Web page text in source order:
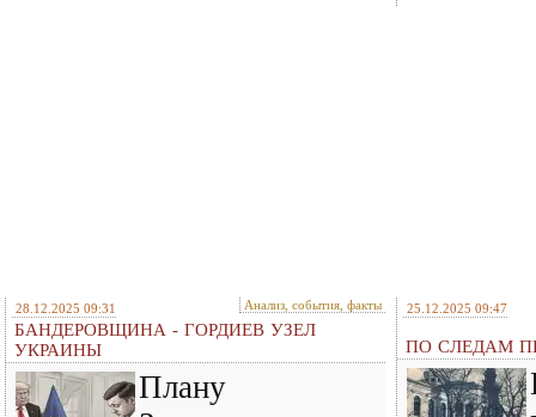
28.12.2025 09:31 Анализ, события, факты
БАНДЕРОВЩИНА - ГОРДИЕВ УЗЕЛ
УКРАИНЫ
Плану
25.12.2025 09:47
ПО СЛЕДАМ